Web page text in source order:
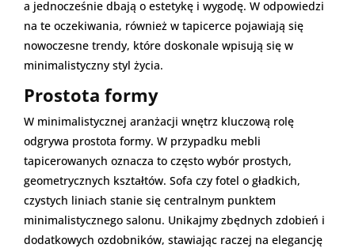
a jednocześnie dbają o estetykę i wygodę. W odpowiedzi
na te oczekiwania, również w tapicerce pojawiają się
nowoczesne trendy, które doskonale wpisują się w
minimalistyczny styl życia.
Prostota formy
W minimalistycznej aranżacji wnętrz kluczową rolę
odgrywa prostota formy. W przypadku mebli
tapicerowanych oznacza to często wybór prostych,
geometrycznych kształtów. Sofa czy fotel o gładkich,
czystych liniach stanie się centralnym punktem
minimalistycznego salonu. Unikajmy zbędnych zdobień i
dodatkowych ozdobników, stawiając raczej na elegancję